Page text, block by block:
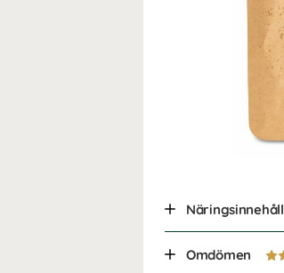
Näringsinnehåll
Omdömen